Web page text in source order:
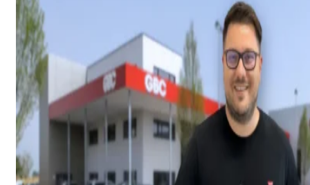
PARTNER
Unternehmen
Ihr Zugang